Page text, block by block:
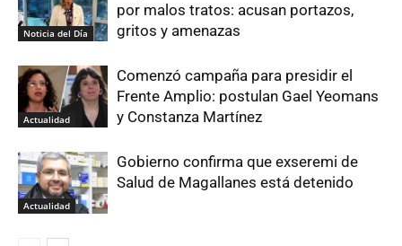
Noticia del Día
por malos tratos: acusan portazos,
gritos y amenazas
Actualidad
Comenzó campaña para presidir el
Frente Amplio: postulan Gael Yeomans
y Constanza Martínez
Actualidad
Gobierno confirma que exseremi de
Salud de Magallanes está detenido